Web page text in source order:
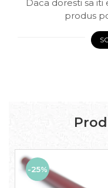
Daca doresti sa
produs
-25%